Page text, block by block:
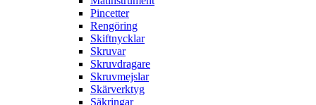
Pincetter
Rengöring
Skiftnycklar
Skruvar
Skruvdragare
Skruvmejslar
Skärverktyg
Säkringar